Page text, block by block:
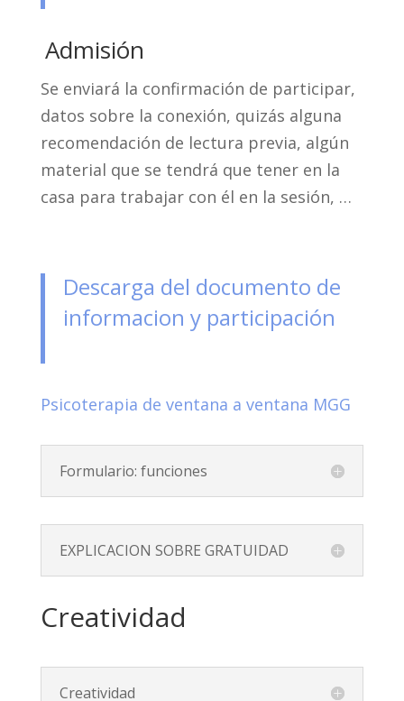
Admisión
Se enviará la confirmación de participar,
datos sobre la conexión, quizás alguna
recomendación de lectura previa, algún
material que se tendrá que tener en la
casa para trabajar con él en la sesión, …
Descarga del documento de
informacion y participación
Psicoterapia de ventana a ventana MGG
Formulario: funciones
EXPLICACION SOBRE GRATUIDAD
Creatividad
Creatividad